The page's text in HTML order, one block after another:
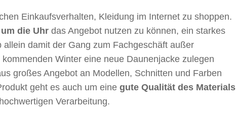
Einkaufsverhalten, Kleidung im Internet zu shoppen.
die Uhr das Angebot nutzen zu können, ein starkes
damit der Gang zum Fachgeschäft außer
Winter eine neue Daunenjacke zulegen
großes Angebot an Modellen, Schnitten und Farben
geht es auch um eine gute Qualität des Materials
Verarbeitung.